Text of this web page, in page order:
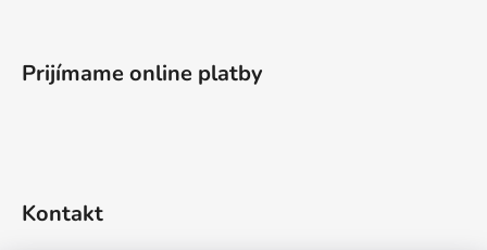
Prijímame online platby
Kontakt